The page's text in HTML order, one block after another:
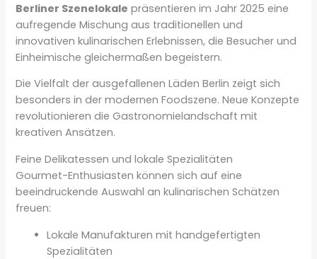
Berliner Szenelokale präsentieren im Jahr 2025 eine
aufregende Mischung aus traditionellen und
innovativen kulinarischen Erlebnissen, die Besucher und
Einheimische gleichermaßen begeistern.
Die Vielfalt der ausgefallenen Läden Berlin zeigt sich
besonders in der modernen Foodszene. Neue Konzepte
revolutionieren die Gastronomielandschaft mit
kreativen Ansätzen.
Feine Delikatessen und lokale Spezialitäten
Gourmet-Enthusiasten können sich auf eine
beeindruckende Auswahl an kulinarischen Schätzen
freuen:
Lokale Manufakturen mit handgefertigten
Spezialitäten